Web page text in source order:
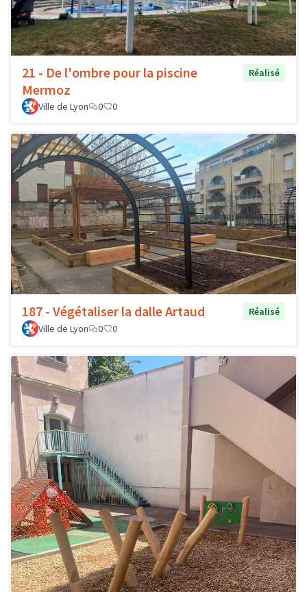
21 - De l'ombre pour la piscine
Mermoz
Réalisé
Ville de Lyon 0 0
187 - Végétaliser la dalle Artaud
Réalisé
Ville de Lyon
0 0